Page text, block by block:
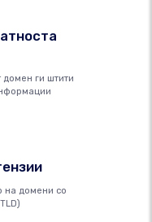
домен ги штити
на домени со